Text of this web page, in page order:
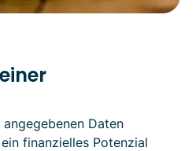
Daten
finanzielles Potenzial